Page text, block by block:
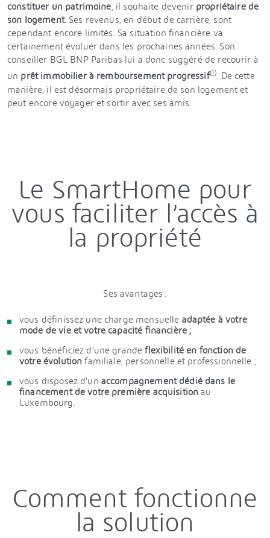
constituer un patrimoine, il souhaite devenir propriétaire de
son logement. Ses revenus, en début de carrière, sont
cependant encore limités. Sa situation financière va
certainement évoluer dans les prochaines années. Son
conseiller BGL BNP Paribas lui a donc suggéré de recourir à
un prêt immobilier à remboursement progressif(1). De cette
manière, il est désormais propriétaire de son logement et
peut encore voyager et sortir avec ses amis.
Le SmartHome pour
vous faciliter l’accès à
la propriété
Ses avantages :
vous définissez une charge mensuelle adaptée à votre
mode de vie et votre capacité financière ;
vous bénéficiez d’une grandeflexibilité en fonction de
votre évolutionfamiliale, personnelle et professionnelle ;
vous disposez d’un accompagnement dédié dans le
financement de votre première acquisition au
Luxembourg.
Comment fonctionne
la solution